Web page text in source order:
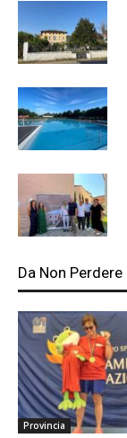
Da Non Perdere
Provincia